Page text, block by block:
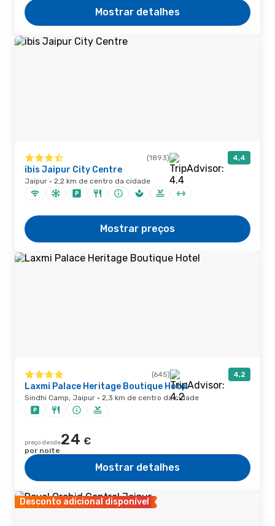
Mostrar detalhes
(1893) 4,4
ibis Jaipur City Centre
Jaipur · 2,2 km de centro da cidade
Mostrar preços
(645) 4,2
Laxmi Palace Heritage Boutique Hotel
Sindhi Camp, Jaipur · 2,3 km de centro da cidade
preço desde24 €
por noite
Mostrar detalhes
Desconto adicional disponível